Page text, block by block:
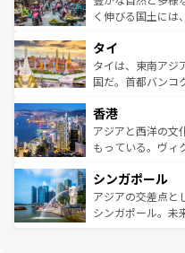
照してほしい。
まで、さまざまな
リティに包まれな
覧を参照してほし
く伸びる国土には
急速な発展と共に
ーチミン市のフラ
醸し出している。
とつ。フォーやバ
ひ現地で味わいた
が旅行者を迎えて
参照してほしい。
タイ
タイは、東南アジ
国だ。首都バンコ
の活気が交差して
帯で自然と触れ合
いビーチでリゾー
激する。気候は一
が待っている。親
た文化、そして多
香港
アジアと西洋の文
もっている。ヴィ
み、どこを訪れて
ており、効率よく
うな絶景から文化
シンガポール
アジアの交差点と
シンガポール。未